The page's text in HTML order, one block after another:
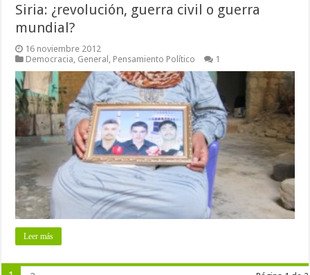
Siria: ¿revolución, guerra civil o guerra
mundial?
16 noviembre 2012
Democracia General Pensamiento Político 1
Leer más